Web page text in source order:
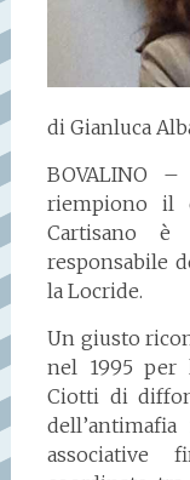
di Gianluca
BOVALINO
riempiono il
Cartisano è
responsabile
la Locride.
Un giusto
nel 1995 per
Ciotti di